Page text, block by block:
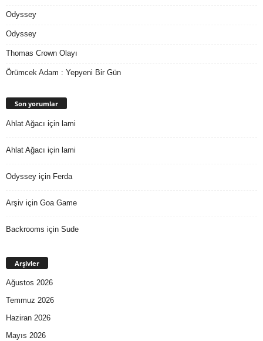
Odyssey
Odyssey
Thomas Crown Olayı
Örümcek Adam : Yepyeni Bir Gün
Son yorumlar
Ahlat Ağacı için lami
Ahlat Ağacı için lami
Odyssey için Ferda
Arşiv için Goa Game
Backrooms için Sude
Arşivler
Ağustos 2026
Temmuz 2026
Haziran 2026
Mayıs 2026